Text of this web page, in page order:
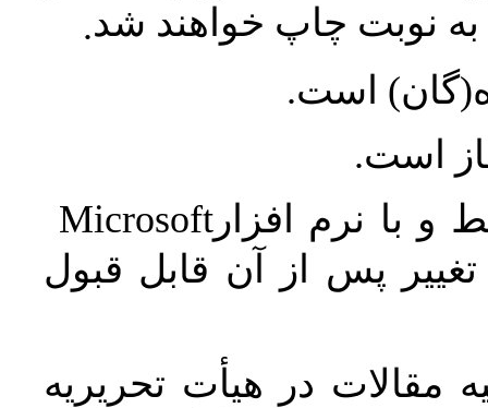
نوبت چاپ خواهند شد.
است.
است.
و با نرم افزارMicrosoft
پس از آن قابل قبول
مقالات در هیأت تحریریه